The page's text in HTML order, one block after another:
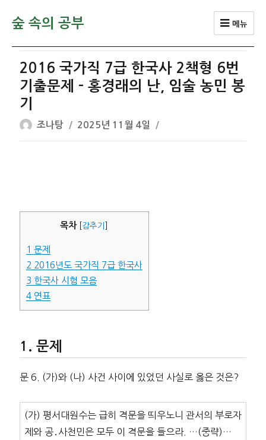
숲 속의 공부 메뉴
2016 국가직 7급 한국사 2책형 6번
기출문제 – 홍경래의 난, 임술 농민 봉
기
글
쓴
조나탕
작
성
2025년 11월 4일
목차 감추기
1 문제
2 2016년도 국가직 7급 한국사
3 한국사 시험 모음
4연표
문제
문 6. (가)와 (나) 사건 사이에 있었던 사실로 옳은 것은?
(가) 평서대원수는 급히 격문을 띄우노니 관서의 부로자
제와 공․사천민은 모두 이 격문을 들으라. …(중략)…